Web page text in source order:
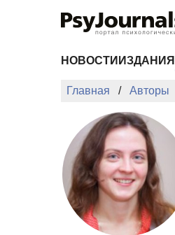
НОВОСТИ ИЗДАНИЯ
Главная Авторы